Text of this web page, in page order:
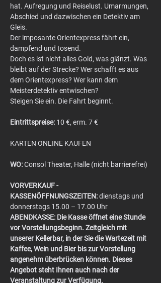
hat. Aufregung und Reiselust. Umarmungen,
Abschied und dazwischen ein Detektiv am
Gleis.
Der imposante Orientexpress fährt ein,
dampfend und tosend.
Doch es ist nicht alles Gold, was glänzt. Was
bleibt auf der Strecke? Wer schafft es aus
dem Orientexpress? Wer kann dem
Meisterdetektiv entwischen?
Steigen Sie ein. Die Fahrt beginnt.
Eintrittspreise: 10 €, erm. 7 €
KARTEN ONLINE KAUFEN
WO: Consol Theater, Halle (nicht barrierefrei)
VORVERKAUF -
KASSENÖFFNUNGSZEITEN: dienstags und
donnerstags 15.00 – 17.00 Uhr
ABENDKASSE: Die Kasse öffnet eine Stunde
vor Vorstellungsbeginn. Zeitgleich mit
unserer Kellerbar, in der Sie die Wartezeit mit
Kaffee, Wein und Bier bis zur Vorstellung
angenehm überbrücken können. Dieses
Angebot steht Ihnen auch nach der
Veranstaltung zur Verfügung.